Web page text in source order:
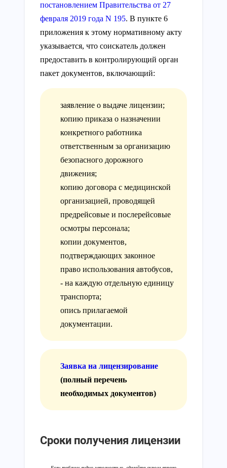
постановлением Правительства от 27
февраля 2019 года N 195. В пункте 6
приложения к этому нормативному акту
указывается, что соискатель должен
предоставить в контролирующий орган
пакет документов, включающий:
заявление о выдаче лицензии;
копию приказа о назначении
конкретного работника
ответственным за организацию
безопасного дорожного
движения;
копию договора с медицинской
организацией, проводящей
предрейсовые и послерейсовые
осмотры персонала;
копии документов,
подтверждающих законное
право использования автобусов,
- на каждую отдельную единицу
транспорта;
опись прилагаемой
документации.
Заявка на лицензирование
(полный перечень
необходимых документов)
Сроки получения лицензии